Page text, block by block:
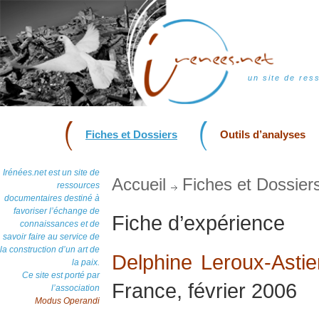
un site de
Fiches et Dossiers Outils d’analyses
Irénées.net est un site de
ressources
documentaires destiné à
favoriser l’échange de
connaissances et de
savoir faire au service de
la construction d’un art de
la paix.
Ce site est porté par
l’association
Modus Operandi
Accueil Fiches et
Fiche d’expérience
Delphine Leroux-
France, février 2006